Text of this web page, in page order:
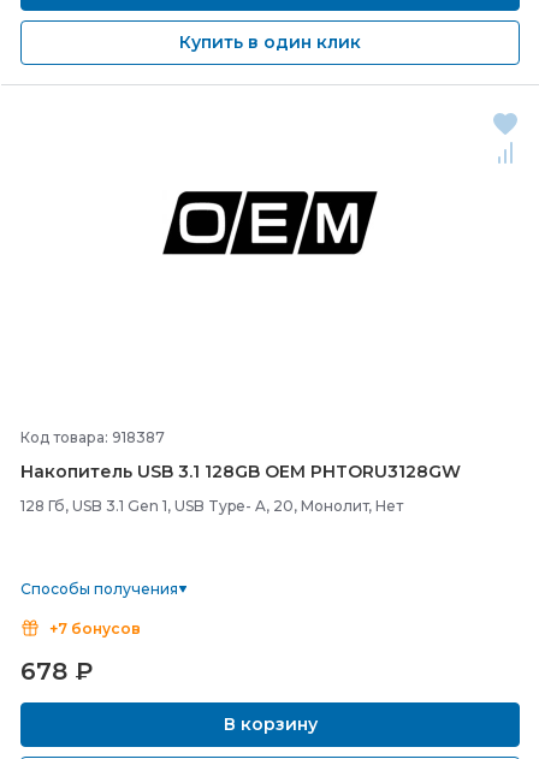
Купить в один клик
Код товара: 918387
Накопитель USB 3.1 128GB OEM PHTORU3128GW
128 Гб, USB 3.1 Gen 1, USB Type- A, 20, Монолит, Нет
Способы получения
+7 бонусов
678 ₽
В корзину